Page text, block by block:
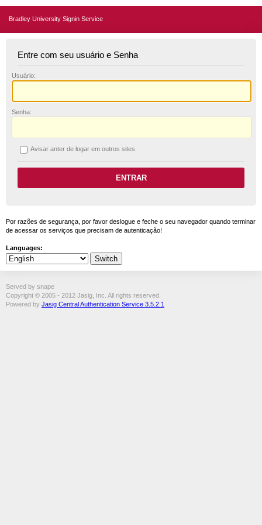
Bradley University Signin Service
Entre com seu usuário e Senha
Usuário:
Senha:
Avisar anter de logar em outros sites.
Por razões de segurança, por favor deslogue e feche o seu navegador quando terminar
de acessar os serviços que precisam de autenticação!
Languages:
Served by snape
Copyright © 2005 - 2012 Jasig, Inc. All rights reserved.
Powered by Jasig Central Authentication Service 3.5.2.1